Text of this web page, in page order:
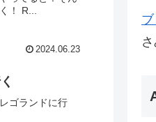
！ R...
2024.06.23
ゴランドに行